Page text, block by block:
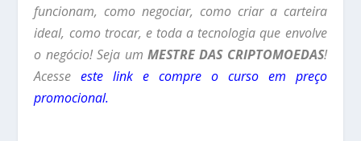
funcionam, como negociar, como criar a carteira
ideal, como trocar, e toda a tecnologia que envolve
o negócio! Seja um MESTRE DAS CRIPTOMOEDAS!
Acesseeste link e compre o curso em preço
promocional.